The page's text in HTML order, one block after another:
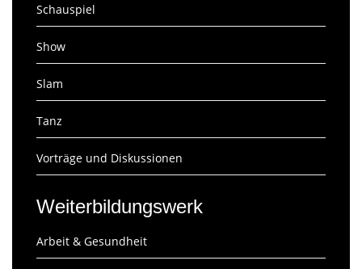
Schauspiel
Show
Slam
Tanz
Vorträge und Diskussionen
Weiterbildungswerk
Arbeit & Gesundheit